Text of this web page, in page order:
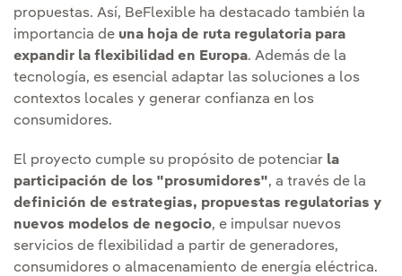
propuestas. Así, BeFlexible ha destacado también la
importancia de una hoja de ruta regulatoria para
expandir la flexibilidad en Europa. Además de la
tecnología, es esencial adaptar las soluciones a los
contextos locales y generar confianza en los
consumidores.
El proyecto cumple su propósito de potenciar la
participación de los "prosumidores", a través de la
definición de estrategias, propuestas regulatorias y
nuevos modelos de negocio, e impulsar nuevos
servicios de flexibilidad a partir de generadores,
consumidores o almacenamiento de energía eléctrica.